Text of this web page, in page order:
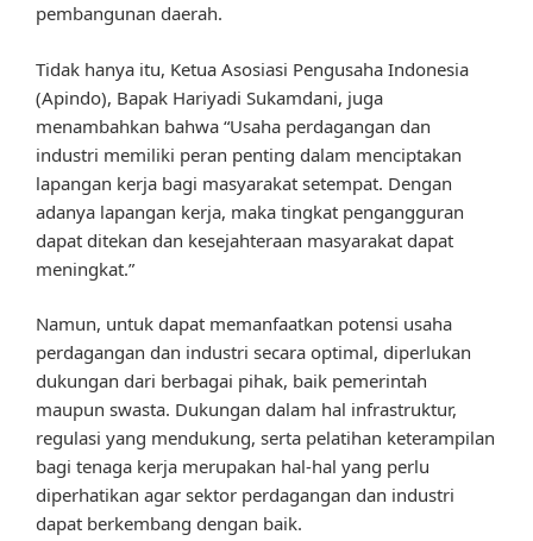
pembangunan daerah.
Tidak hanya itu, Ketua Asosiasi Pengusaha Indonesia
(Apindo), Bapak Hariyadi Sukamdani, juga
menambahkan bahwa “Usaha perdagangan dan
industri memiliki peran penting dalam menciptakan
lapangan kerja bagi masyarakat setempat. Dengan
adanya lapangan kerja, maka tingkat pengangguran
dapat ditekan dan kesejahteraan masyarakat dapat
meningkat.”
Namun, untuk dapat memanfaatkan potensi usaha
perdagangan dan industri secara optimal, diperlukan
dukungan dari berbagai pihak, baik pemerintah
maupun swasta. Dukungan dalam hal infrastruktur,
regulasi yang mendukung, serta pelatihan keterampilan
bagi tenaga kerja merupakan hal-hal yang perlu
diperhatikan agar sektor perdagangan dan industri
dapat berkembang dengan baik.